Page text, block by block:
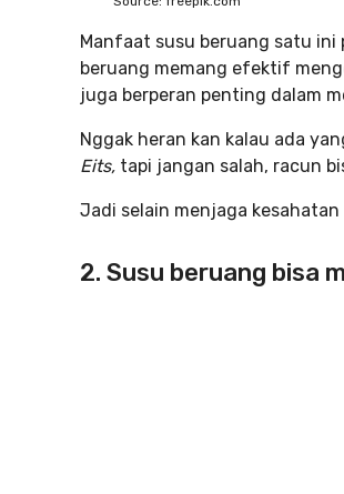
Manfaat susu beruang satu ini
beruang memang efektif
juga berperan penting dalam
Nggak heran kan kalau ada
Eits, tapi jangan salah, racun
Jadi selain menjaga
2. Susu beruang bisa